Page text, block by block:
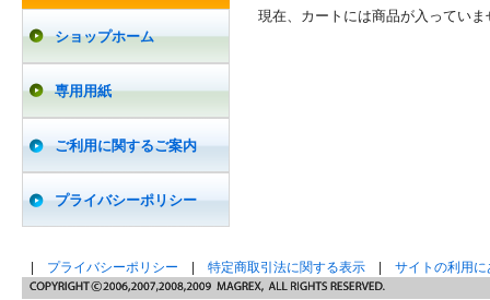
ショップホーム
専用用紙
ご利用に関するご案内
プライバシーポリシー
現在、カートには商品が入っていま
プライバシーポリシー 特定商取引法に関する表示 サイトの利用に